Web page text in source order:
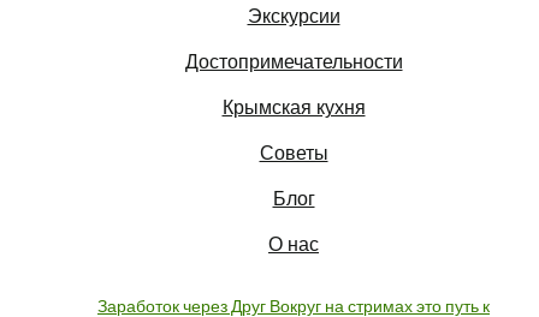
Экскурсии
Достопримечательности
Крымская кухня
Советы
Блог
О нас
Заработок через Друг Вокруг на стримах это путь к